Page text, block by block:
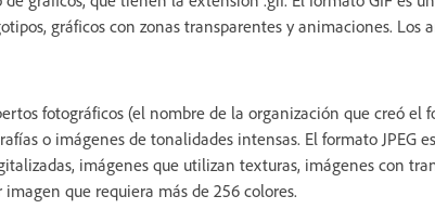
gráficos con zonas transparentes y animaciones. Los
fotográficos (el nombre de la organización que creó el
o imágenes de tonalidades intensas. El formato JPEG
imágenes que utilizan texturas, imágenes con
que requiera más de 256 colores.